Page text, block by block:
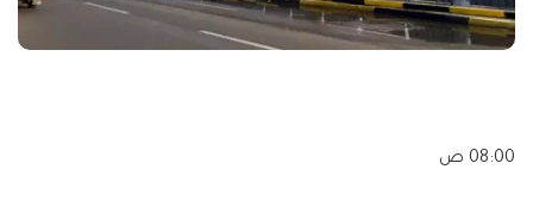
08:00 ص